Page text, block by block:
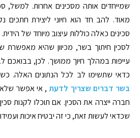
שמייחדים אותה מסכינים אחרות. למשל,
מאוד. להב חד הוא חיוני ליצירת חתכים
סכינים כאלה כוללות עיצוב מיוחד של הידית.
לסכין חיתוך בשר, מכיוון שהיא מאפשרת
עייפות במהלך חיוך ממושך. לכן, בבואכם
כדאי שתשימו לב לכל הנתונים האלה.
בשר דברים שצריך לדעת, אי אפשר שלא
חברה ייצרה את הסכין. אם תוכלו לקנות
שכדאי לעשות זאת, כי זה יבטיח איכות